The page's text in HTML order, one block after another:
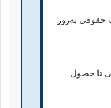
به‌روز
تا حصول